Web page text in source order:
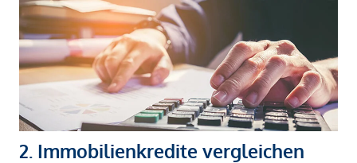
2. Immobilienkredite vergleichen